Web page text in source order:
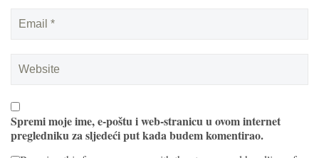
Spremi moje ime, e-poštu i web-stranicu u ovom internet
pregledniku za sljedeći put kada budem komentirao.